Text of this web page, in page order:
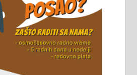
врсте димњака.